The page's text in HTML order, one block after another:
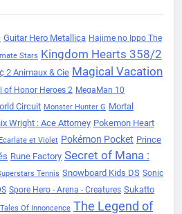
Guitar Hero Metallica Hajime no Ippo The
Stars Kingdom Hearts 358/2
2 Animaux & Cie Magical Vacation
of Honor Heroes 2 MegaMan 10
Circuit Monster Hunter G Mortal
Wright : Ace Attorney Pokemon Heart
et Violet Pokémon Pocket Prince
Rune Factory Secret of Mana :
Tennis Snowboard Kids DS Sonic
Spore Hero - Arena - Creatures Sukatto
Tales Of Innoncence The Legend of